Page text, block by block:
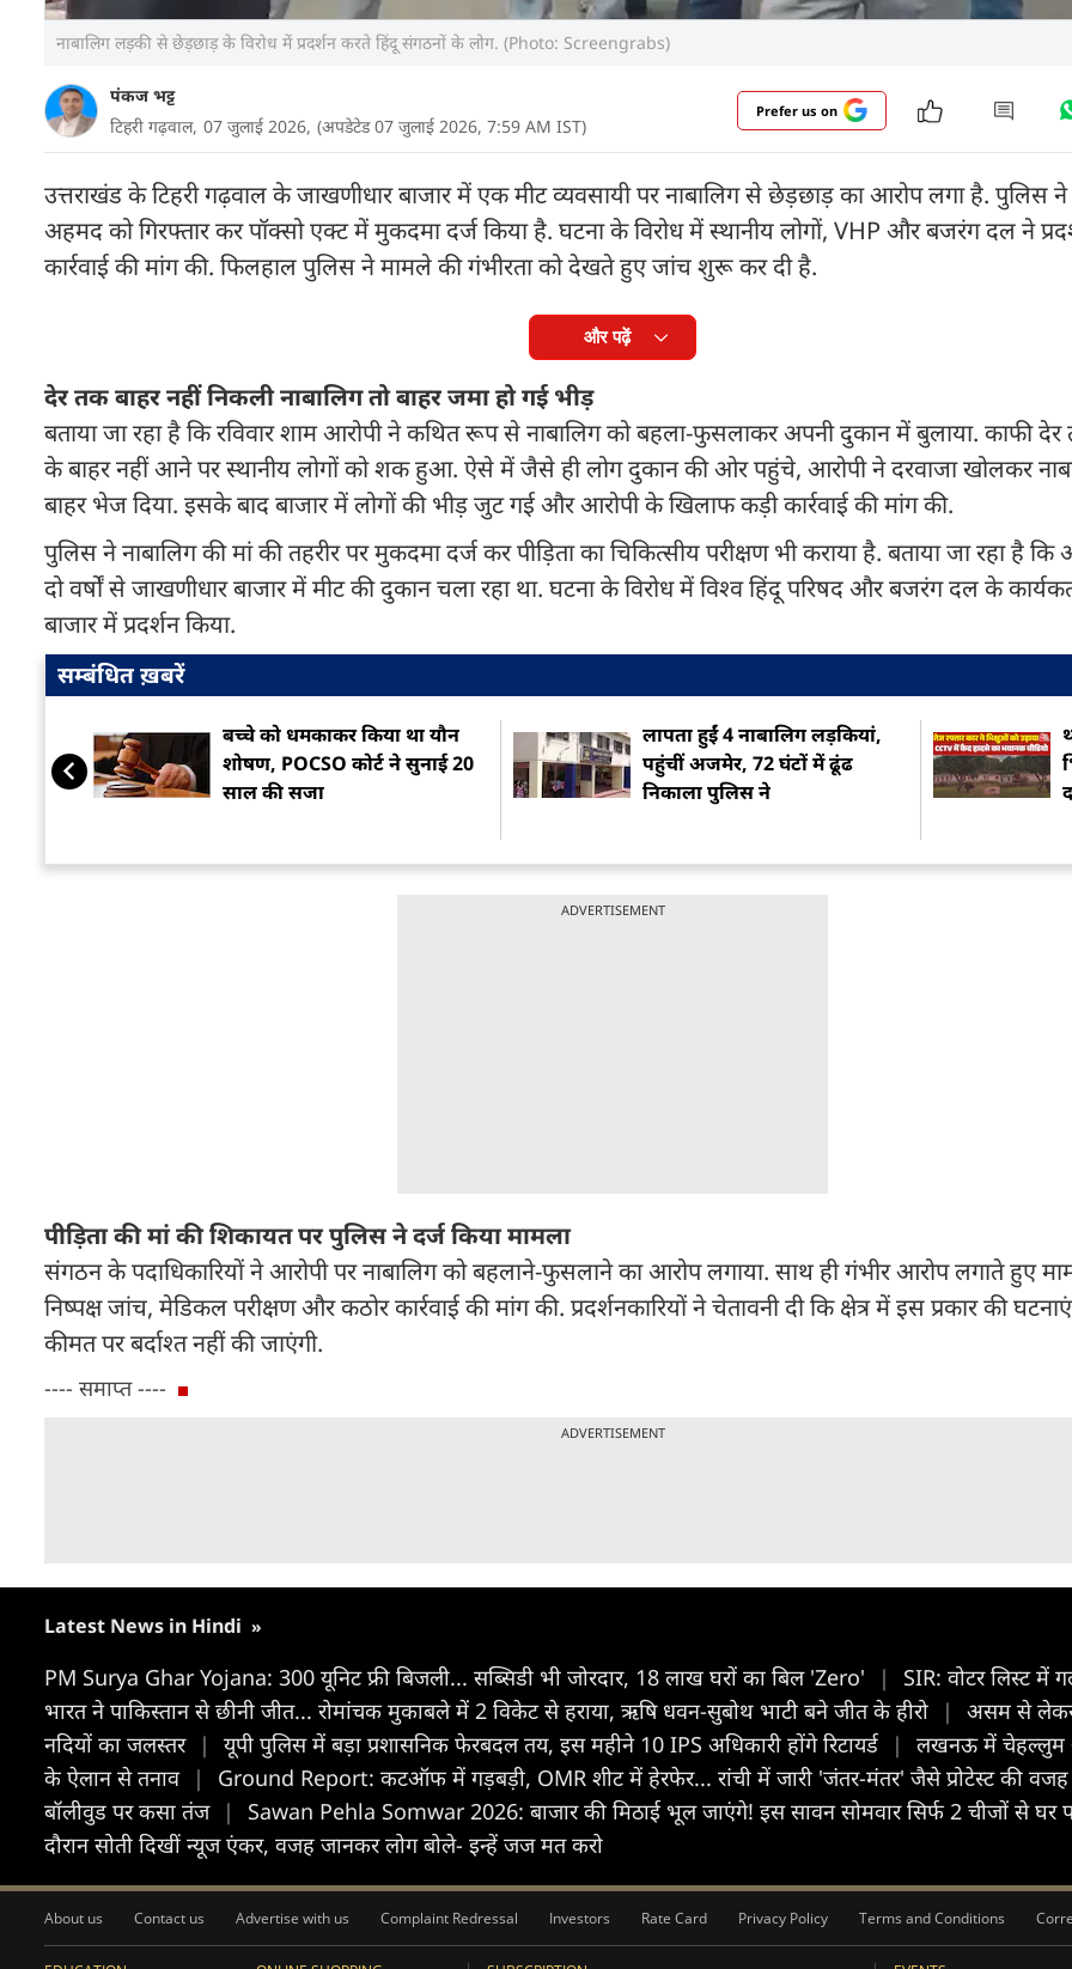
नाबालिग लड़की से छेड़छाड़ के विरोध में प्रदर्शन करते हिंदू संगठनों के लोग. (Photo: Screengrabs)
पंकज भट्ट
टिहरी गढ़वाल, 07 जुलाई 2026, (अपडेटेड 07 जुलाई 2026, 7:59 AM IST)
Prefer us on
उत्तराखंड के टिहरी गढ़वाल के जाखणीधार बाजार में एक मीट व्यवसायी पर नाबालिग से छेड़छाड़ का आरोप लगा है. पुलिस
अहमद को गिरफ्तार कर पॉक्सो एक्ट में मुकदमा दर्ज किया है. घटना के विरोध में स्थानीय लोगों, VHP और बजरंग दल ने
कार्रवाई की मांग की. फिलहाल पुलिस ने मामले की गंभीरता को देखते हुए जांच शुरू कर दी है.
और पढ़ें
देर तक बाहर नहीं निकली नाबालिग तो बाहर जमा हो गई भीड़
बताया जा रहा है कि रविवार शाम आरोपी ने कथित रूप से नाबालिग को बहला-फुसलाकर अपनी दुकान में बुलाया. काफी
के बाहर नहीं आने पर स्थानीय लोगों को शक हुआ. ऐसे में जैसे ही लोग दुकान की ओर पहुंचे, आरोपी ने दरवाजा खोलकर
बाहर भेज दिया. इसके बाद बाजार में लोगों की भीड़ जुट गई और आरोपी के खिलाफ कड़ी कार्रवाई की मांग की.
पुलिस ने नाबालिग की मां की तहरीर पर मुकदमा दर्ज कर पीड़िता का चिकित्सीय परीक्षण भी कराया है. बताया जा रहा है कि
दो वर्षों से जाखणीधार बाजार में मीट की दुकान चला रहा था. घटना के विरोध में विश्व हिंदू परिषद और बजरंग दल के
बाजार में प्रदर्शन किया.
सम्बंधित ख़बरें
बच्चे को धमकाकर किया था यौन
शोषण, POCSO कोर्ट ने सुनाई 20
साल की सजा
लापता हुईं 4 नाबालिग लड़कियां,
पहुंचीं अजमेर, 72 घंटों में ढूंढ
निकाला पुलिस ने
ADVERTISEMENT
पीड़िता की मां की शिकायत पर पुलिस ने दर्ज किया मामला
संगठन के पदाधिकारियों ने आरोपी पर नाबालिग को बहलाने-फुसलाने का आरोप लगाया. साथ ही गंभीर आरोप लगाते हुए
निष्पक्ष जांच, मेडिकल परीक्षण और कठोर कार्रवाई की मांग की. प्रदर्शनकारियों ने चेतावनी दी कि क्षेत्र में इस प्रकार की
कीमत पर बर्दाश्त नहीं की जाएंगी.
---- समाप्त ----
ADVERTISEMENT
Latest News in Hindi »
PM Surya Ghar Yojana: 300 यूनिट फ्री बिजली... सब्सिडी भी जोरदार, 18 लाख घरों का बिल 'Zero' | SIR: वोटर लिस्ट में
भारत ने पाकिस्तान से छीनी जीत... रोमांचक मुकाबले में 2 विकेट से हराया, ऋषि धवन-सुबोथ भाटी बने जीत के हीरो
|
असम से लेकर
नदियों का जलस्तर | यूपी पुलिस में बड़ा प्रशासनिक फेरबदल तय, इस महीने 10 IPS अधिकारी होंगे रिटायर्ड |
लखनऊ में चेहल्लुम
के ऐलान से तनाव | Ground Report: कटऑफ में गड़बड़ी, OMR शीट में हेरफेर... रांची में जारी 'जंतर-मंतर' जैसे प्रोटेस्ट की वजह
बॉलीवुड पर कसा तंज | Sawan Pehla Somwar 2026: बाजार की मिठाई भूल जाएंगे! इस सावन सोमवार सिर्फ 2 चीजों से घर
दौरान सोती दिखीं न्यूज एंकर, वजह जानकर लोग बोले- इन्हें जज मत करो
About us Contact us Advertise with us Complaint Redressal Investors Rate Card Privacy Policy Terms and Conditions